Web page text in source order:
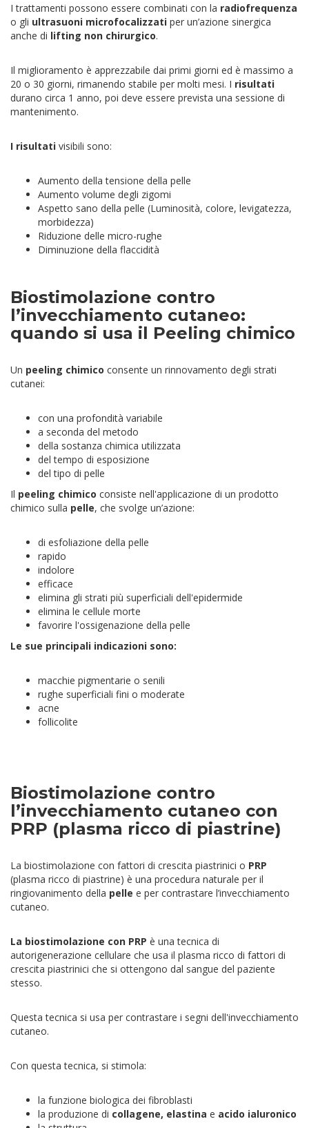
I trattamenti possono essere combinati con la radiofrequenza
o gli ultrasuoni microfocalizzati per un’azione sinergica
anche di lifting non chirurgico.
Il miglioramento è apprezzabile dai primi giorni ed è massimo a
20 o 30 giorni, rimanendo stabile per molti mesi. I risultati
durano circa 1 anno, poi deve essere prevista una sessione di
mantenimento.
I risultati visibili sono:
Aumento della tensione della pelle
Aumento volume degli zigomi
Aspetto sano della pelle (Luminosità, colore, levigatezza,
morbidezza)
Riduzione delle micro-rughe
Diminuzione della flaccidità
Biostimolazione contro
l’invecchiamento cutaneo:
quando si usa il Peeling chimico
Un peeling chimico consente un rinnovamento degli strati
cutanei:
con una profondità variabile
a seconda del metodo
della sostanza chimica utilizzata
del tempo di esposizione
del tipo di pelle
Il peeling chimico consiste nell'applicazione di un prodotto
chimico sulla pelle, che svolge un’azione:
di esfoliazione della pelle
rapido
indolore
efficace
elimina gli strati più superficiali dell'epidermide
elimina le cellule morte
favorire l'ossigenazione della pelle
Le sue principali indicazioni sono:
macchie pigmentarie o senili
rughe superficiali fini o moderate
acne
follicolite
Biostimolazione contro
l’invecchiamento cutaneo con
PRP (plasma ricco di piastrine)
La biostimolazione con fattori di crescita piastrinici o PRP
(plasma ricco di piastrine) è una procedura naturale per il
ringiovanimento della pelle e per contrastare l’invecchiamento
cutaneo.
La biostimolazione con PRP è una tecnica di
autorigenerazione cellulare che usa il plasma ricco di fattori di
crescita piastrinici che si ottengono dal sangue del paziente
stesso.
Questa tecnica si usa per contrastare i segni dell'invecchiamento
cutaneo.
Con questa tecnica, si stimola:
la funzione biologica dei fibroblasti
la produzione di collagene, elastina e acido ialuronico